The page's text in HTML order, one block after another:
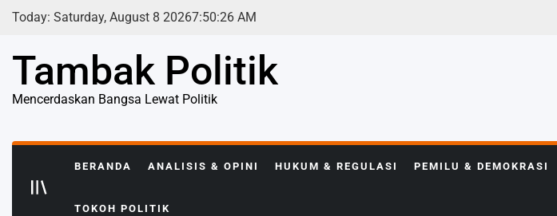
Skip
Today: Saturday, August 8 20267:50:27 AM
Tambak Politik
Mencerdaskan Bangsa Lewat Politik
BERANDA ANALISIS & OPINI HUKUM & REGULASI PEMILU & DEMOKRASI
TOKOH POLITIK